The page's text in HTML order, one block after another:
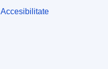
Accesibilitate